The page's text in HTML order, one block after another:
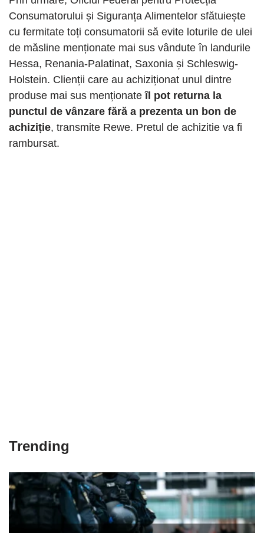
Consumatorului și Siguranța Alimentelor sfătuiește
cu fermitate toți consumatorii să evite loturile de ulei
de măsline menționate mai sus vândute în landurile
Hessa, Renania-Palatinat, Saxonia și Schleswig-
Holstein. Clienții care au achiziționat unul dintre
produse mai sus menționateîl pot returna la
punctul de vânzare fără a prezenta un bon de
achiziție, transmite Rewe. Pretul de achizitie va fi
rambursat.
Trending